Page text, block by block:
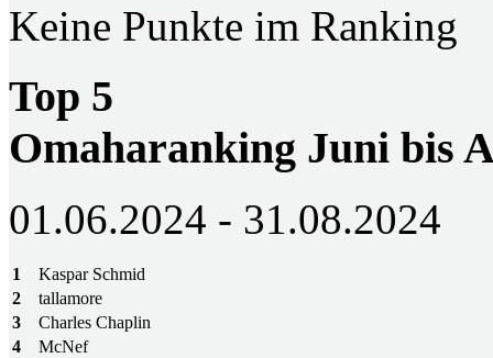
Keine Punkte im Ranking
Top 5
Omaharanking Juni bis
01.06.2024 - 31.08.2024
1
Kaspar Schmid
2
tallamore
3
Charles Chaplin
4
McNef